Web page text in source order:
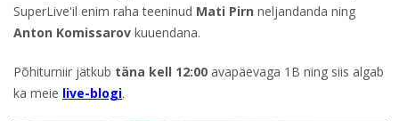
SuperLive'il enim raha teeninud Mati Pirn neljandanda ning
Anton Komissarov kuuendana.
Põhiturniir jätkub täna kell 12:00 avapäevaga 1B ning siis algab
ka meie live-blogi.